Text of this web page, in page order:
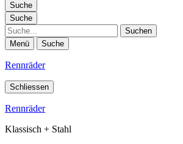
Suche
Suche
Suche
Menü Suche
Rennräder
Schliessen
Rennräder
Klassisch + Stahl